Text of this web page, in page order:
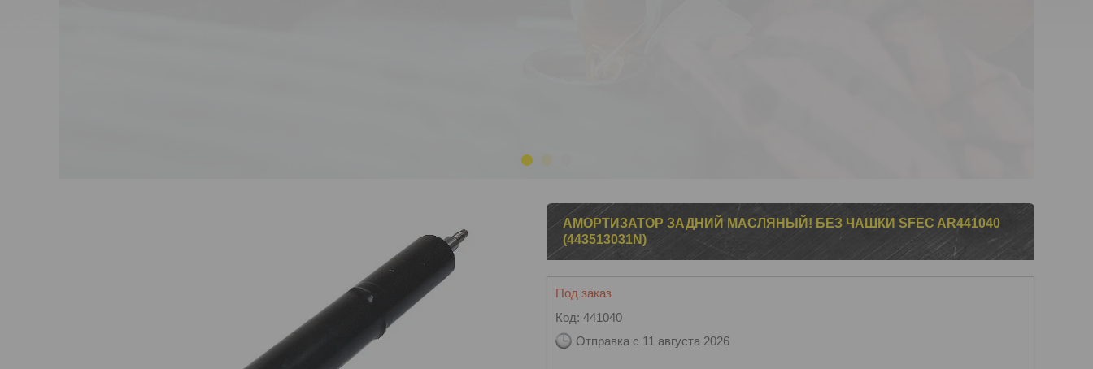
АМОРТИЗАТОР ЗАДНИЙ МАСЛЯНЫЙ! БЕЗ ЧАШКИ SFEC AR441040
(443513031N)
Под заказ
Код: 441040
Отправка с 11 августа 2026